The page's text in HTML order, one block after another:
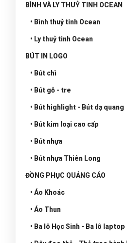
BÌNH VÀ LY THUỶ TINH OCEAN
• Bình thuỷ tinh Ocean
• Ly thuỷ tinh Ocean
BÚT IN LOGO
• Bút chì
• Bút gỗ - tre
• Bút highlight - Bút dạ quang
• Bút kim loại cao cấp
• Bút nhựa
• Bút nhựa Thiên Long
ĐỒNG PHỤC QUẢNG CÁO
• Áo Khoác
• Áo Thun
• Ba lô Học Sinh - Ba lô laptop